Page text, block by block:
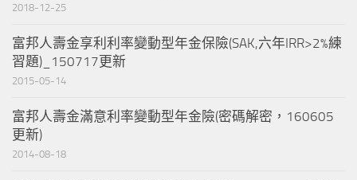
2018-12-25
富邦人壽金享利利率變動型年金保險(SAK,六年IRR>2%練
習題)_150717更新
2015-05-14
富邦人壽金滿意利率變動型年金險(密碼解密，160605
更新)
2014-08-18